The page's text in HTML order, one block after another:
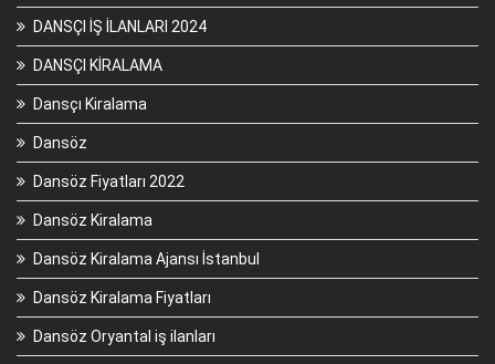
DANSÇI İŞ İLANLARI 2024
DANSÇI KİRALAMA
Dansçı Kiralama
Dansöz
Dansöz Fiyatları 2022
Dansöz Kiralama
Dansöz Kiralama Ajansı İstanbul
Dansöz Kiralama Fiyatları
Dansöz Oryantal iş ilanları